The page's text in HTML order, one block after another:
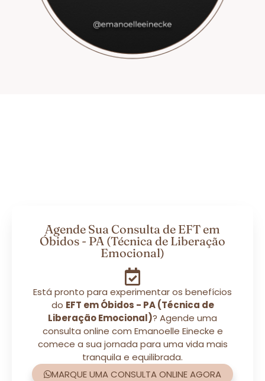
Agende Sua Consulta de EFT em
Óbidos - PA (Técnica de Liberação
Emocional)
Está pronto para experimentar os benefícios
do EFT em Óbidos - PA (Técnica de
Liberação Emocional)? Agende uma
consulta online com Emanoelle Einecke e
comece a sua jornada para uma vida mais
tranquila e equilibrada.
MARQUE UMA CONSULTA ONLINE AGORA